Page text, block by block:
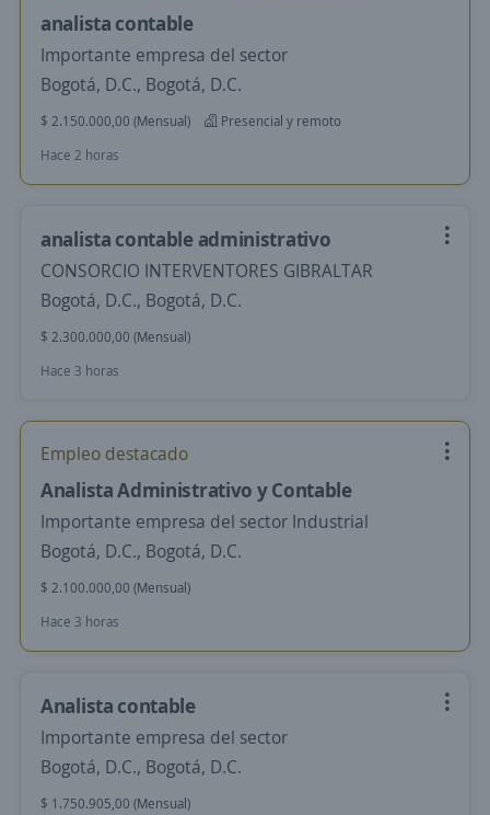
analista contable
Importante empresa del sector
Bogotá, D.C., Bogotá, D.C.
$ 2.150.000,00 (Mensual)
Presencial y remoto
Hace 2 horas
analista contable administrativo
CONSORCIO INTERVENTORES GIBRALTAR
Bogotá, D.C., Bogotá, D.C.
$ 2.300.000,00 (Mensual)
Hace 3 horas
Empleo destacado
Analista Administrativo y Contable
Importante empresa del sector Industrial
Bogotá, D.C., Bogotá, D.C.
$ 2.100.000,00 (Mensual)
Hace 3 horas
Analista contable
Importante empresa del sector
Bogotá, D.C., Bogotá, D.C.
$ 1.750.905,00 (Mensual)